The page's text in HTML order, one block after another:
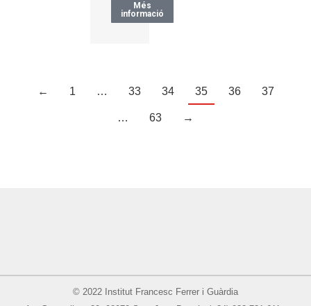
Més
informació
← 1 … 33 34 35 36 37
… 63 →
© 2022 Institut Francesc Ferrer i Guàrdia